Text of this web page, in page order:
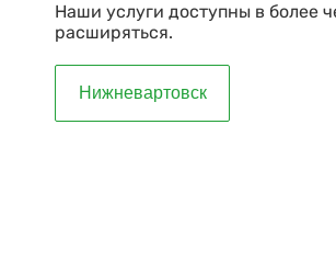
Наши услуги доступны в более
расширяться.
Нижневартовск